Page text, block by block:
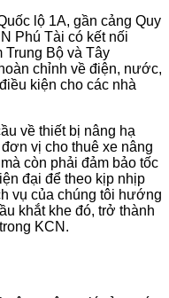
lộ 1A, gần cảng Quy
Phú Tài có kết nối
Trung Bộ và Tây
chỉnh về điện, nước,
kiện cho các nhà
về thiết bị nâng hạ
vị cho thuê xe nâng
còn phải đảm bảo tốc
đại để theo kịp nhịp
vụ của chúng tôi hướng
khắt khe đó, trở thành
KCN.